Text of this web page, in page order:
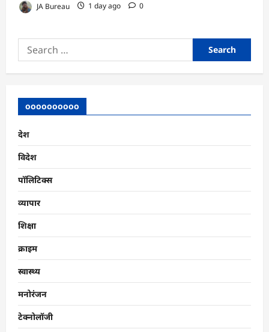
JA Bureau 1 day ago 0
Search
for:
oooooooooo
देश
विदेश
पॉलिटिक्स
व्यापार
शिक्षा
क्राइम
स्वास्थ्य
मनोरंजन
टेक्नोलॉजी